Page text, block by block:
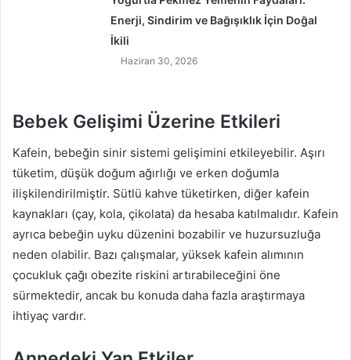
Enerji, Sindirim ve Bağışıklık İçin Doğal
İkili
Haziran 30, 2026
Bebek Gelişimi Üzerine Etkileri
Kafein, bebeğin sinir sistemi gelişimini etkileyebilir. Aşırı
tüketim, düşük doğum ağırlığı ve erken doğumla
ilişkilendirilmiştir. Sütlü kahve tüketirken, diğer kafein
kaynakları (çay, kola, çikolata) da hesaba katılmalıdır. Kafein
ayrıca bebeğin uyku düzenini bozabilir ve huzursuzluğa
neden olabilir. Bazı çalışmalar, yüksek kafein alımının
çocukluk çağı obezite riskini artırabileceğini öne
sürmektedir, ancak bu konuda daha fazla araştırmaya
ihtiyaç vardır.